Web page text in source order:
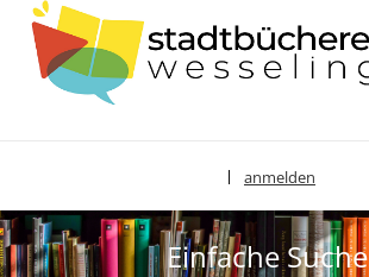
anmelden
Einfache Suche